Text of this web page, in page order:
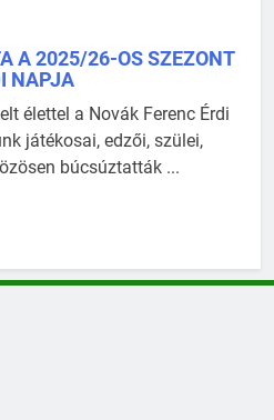
A 2025/26-OS SZEZONT
NAPJA
élettel a Novák Ferenc Érdi
játékosai, edzői, szülei,
búcsúztatták ...